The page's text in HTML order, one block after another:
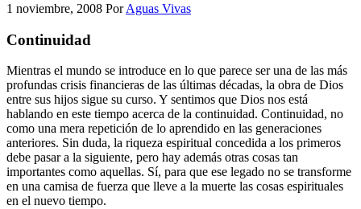
1 noviembre, 2008 PorAguas Vivas
Continuidad
Mientras el mundo se introduce en lo que parece ser una de las más
profundas crisis financieras de las últimas décadas, la obra de Dios
entre sus hijos sigue su curso. Y sentimos que Dios nos está
hablando en este tiempo acerca de la continuidad. Continuidad, no
como una mera repetición de lo aprendido en las generaciones
anteriores. Sin duda, la riqueza espiritual concedida a los primeros
debe pasar a la siguiente, pero hay además otras cosas tan
importantes como aquellas. Sí, para que ese legado no se transforme
en una camisa de fuerza que lleve a la muerte las cosas espirituales
en el nuevo tiempo.